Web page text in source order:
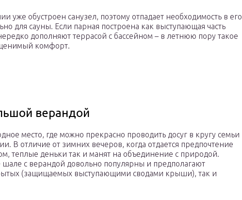
уже обустроен санузел, поэтому отпадает необходимость в его
для сауны. Если парная построена как выступающая часть
дополняют террасой с бассейном – в летнюю пору такое
комфорт.
верандой
место, где можно прекрасно проводить досуг в кругу семьи
В отличие от зимних вечеров, когда отдается предпочтение
теплые деньки так и манят на объединение с природой.
с верандой довольно популярны и предполагают
(защищаемых выступающими сводами крыши), так и